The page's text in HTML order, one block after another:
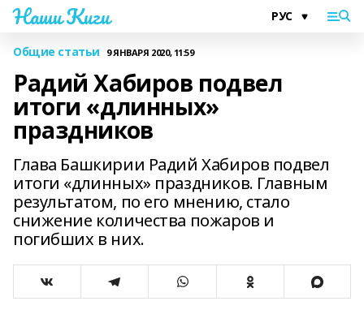
Наши Киги
Общие статьи 9 ЯНВАРЯ 2020, 11:59
Радий Хабиров подвел
итоги «длинных»
праздников
Глава Башкирии Радий Хабиров подвел
итоги «длинных» праздников. Главным
результатом, по его мнению, стало
снижение количества пожаров и
погибших в них.